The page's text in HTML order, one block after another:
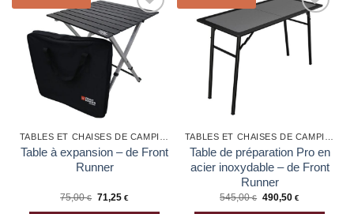
Ajouter
à la liste
Table à expansion – de Front
Runner
75,00€
Le
prix
71,25 €Le
prix
Ajouter
à la liste
d’envies
Table de préparation Pro en
acier inoxydable – de Front
Runner
545,00€ 490,50 €